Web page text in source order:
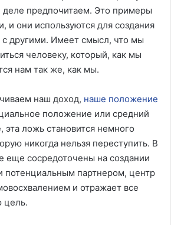
предпочитаем. Это примеры
и они используются для создания
с другими. Имеет смысл, что мы
человеку, который, как мы
нам так же, как мы.
наш доход, наше положение
положение или средний
эта ложь становится немного
никогда нельзя переступить. В
еще сосредоточены на создании
потенциальным партнером, центр
и отражает все
цель.